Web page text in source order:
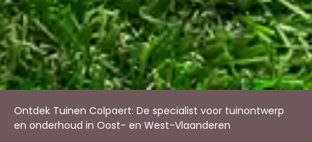
Ontdek Tuinen Colpaert: De specialist voor tuinontwerp
en onderhoud in Oost- en West-Vlaanderen